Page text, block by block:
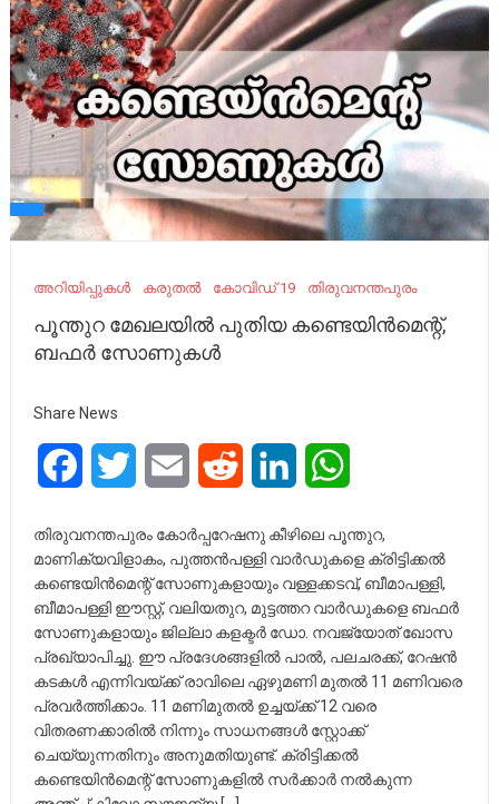
അറിയിപ്പുകൾ കരുതൽ കോവിഡ് 19 തിരുവനന്തപുരം
പൂന്തുറ മേഖലയിൽ പുതിയ കണ്ടെയിൻമെന്റ്,
ബഫർ സോണുകൾ
Share News
FacebookTwitter Email Reddit LinkedIn
തിരുവനന്തപുരം കോർപ്പറേഷനു കീഴിലെ പൂന്തുറ,
മാണിക്യവിളാകം, പുത്തൻപള്ളി വാർഡുകളെ ക്രിട്ടിക്കൽ
കണ്ടെയിൻമെന്റ് സോണുകളായും വള്ളക്കടവ്, ബീമാപള്ളി,
ബീമാപള്ളി ഈസ്റ്റ്, വലിയതുറ, മുട്ടത്തറ വാർഡുകളെ ബഫർ
സോണുകളായും ജില്ലാ കളക്ടർ ഡോ. നവജ്യോത് ഖോസ
പ്രഖ്യാപിച്ചു. ഈ പ്രദേശങ്ങളിൽ പാൽ, പലചരക്ക്, റേഷൻ
കടകൾ എന്നിവയ്ക്ക് രാവിലെ ഏഴുമണി മുതൽ 11 മണിവരെ
പ്രവർത്തിക്കാം. 11 മണിമുതൽ ഉച്ചയ്ക്ക് 12 വരെ
വിതരണക്കാരിൽ നിന്നും സാധനങ്ങൾ സ്റ്റോക്ക്
ചെയ്യുന്നതിനും അനുമതിയുണ്ട്. ക്രിട്ടിക്കൽ
കണ്ടെയിൻമെന്റ് സോണുകളിൽ സർക്കാർ നൽകുന്ന